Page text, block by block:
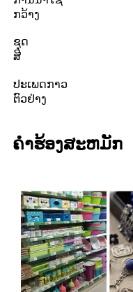
ກວ້າງ
ຊຸດ
ສີ
ປະເພດກາວ
ຕົວຢ່າງ
ຄໍາຮ້ອງສະຫມັກ